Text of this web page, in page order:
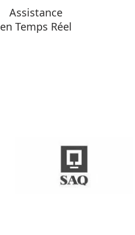
Assistance
en Temps Réel